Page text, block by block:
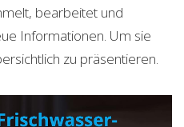
bearbeitet und
Informationen. Um sie
zu präsentieren.